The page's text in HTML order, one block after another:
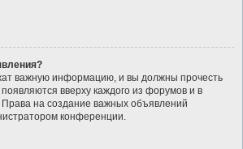
важную информацию, и вы должны прочесть
вверху каждого из форумов и в
на создание важных объявлений
конференции.